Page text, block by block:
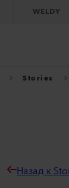
WELDY
Stories
Назад к